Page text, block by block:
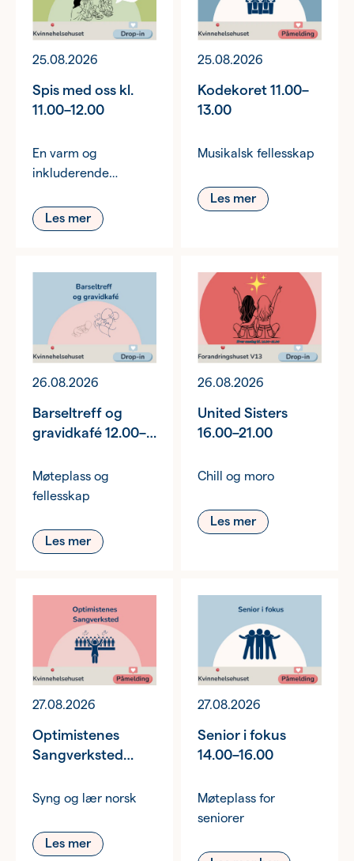
25.08.2026
Spis med oss kl.
11.00–12.00
En varm og
inkluderende
Les mer
25.08.2026
Kodekoret 11.00–
13.00
Musikalsk fellesskap
Les mer
26.08.2026
Barseltreff og
gravidkafé 12.00–
Møteplass og
fellesskap
Les mer
26.08.2026
United Sisters
16.00–21.00
Chill og moro
Les mer
27.08.2026
Optimistenes
Sangverksted
Syng og lær norsk
Les mer
27.08.2026
Senior i fokus
14.00–16.00
Møteplass for
seniorer